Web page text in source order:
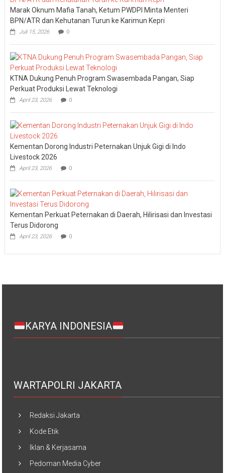
Marak Oknum Mafia Tanah, Ketum PWDPI Minta Menteri
BPN/ATR dan Kehutanan Turun ke Karimun Kepri
Juli 15, 2026 0
KTNA Dukung Penuh Program Swasembada Pangan, Siap
Perkuat Produksi Lewat Teknologi
April 23, 2026 0
Kementan Dorong Industri Peternakan Unjuk Gigi di Indo
Livestock 2026
April 23, 2026 0
Kementan Perkuat Peternakan di Daerah, Hilirisasi dan Investasi
Terus Didorong
April 23, 2026 0
KARYA INDONESIA
WARTAPOLRI JAKARTA
Redaksi Jakarta
Kode Etik
Iklan & Kerjasama
Pedoman Media Cyber